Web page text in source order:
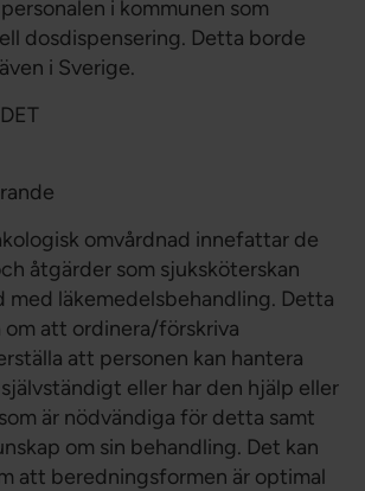
i kommunen som
dosdispensering. Detta borde
i Sverige.
omvårdnad innefattar de
åtgärder som sjuksköterskan
med läkemedelsbehandling. Detta
om att ordinera/förskriva
att personen kan hantera
eller har den hjälp eller
är nödvändiga för detta samt
om sin behandling. Det kan
att beredningsformen är optimal